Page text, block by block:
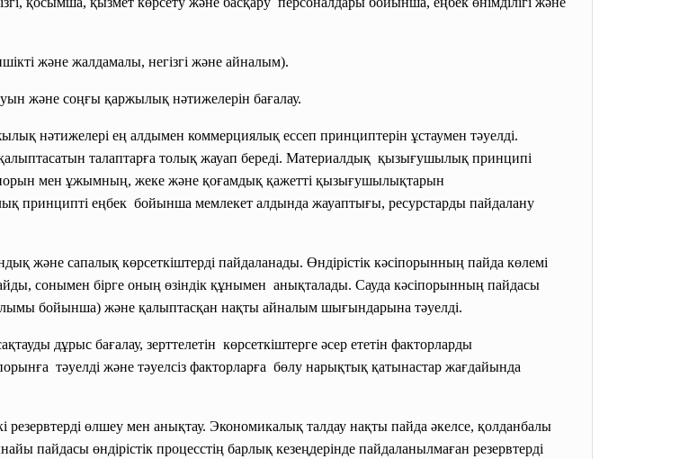
және жалдамалы, негізгі және айналым).
және соңғы қаржылық нәтижелерін бағалау.
нәтижелері ең алдымен коммерциялық ессеп принциптерін ұстаумен тәуелді.
қалыптасатын талаптарға толық жауап береді. Материалдық қызығушылық принципі
мен ұжымның, жеке және қоғамдық қажетті қызығушылықтарын
принципті еңбек бойынша мемлекет алдында жауаптығы, ресурстарды пайдалану
және сапалық көрсеткіштерді пайдаланады. Өндірістік кәсіпорынның пайда көлемі
сонымен бірге оның өзіндік құнымен анықталады. Сауда кәсіпорынның пайдасы
бойынша) және қалыптасқан нақты айналым шығындарына тәуелді.
дұрыс бағалау, зерттелетін көрсеткіштерге әсер ететін факторларды
тәуелді және тәуелсіз факторларға бөлу нарықтық қатынастар жағдайында
резервтерді өлшеу мен анықтау. Экономикалық талдау нақты пайда әкелсе, қолданбалы
пайдасы өндірістік процесстің барлық кезеңдерінде пайдаланылмаған резервтерді